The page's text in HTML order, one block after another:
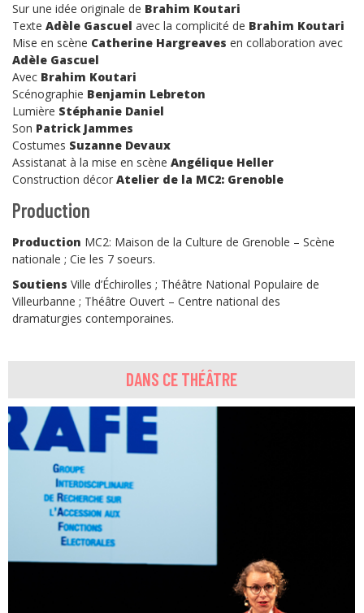
Sur une idée originale de Brahim Koutari
Texte Adèle Gascuel avec la complicité de Brahim Koutari
Mise en scène Catherine Hargreaves en collaboration avec
Adèle Gascuel
Avec Brahim Koutari
Scénographie Benjamin Lebreton
Lumière Stéphanie Daniel
Son Patrick Jammes
Costumes Suzanne Devaux
Assistanat à la mise en scène Angélique Heller
Construction décor Atelier de la MC2: Grenoble
Production
Production MC2: Maison de la Culture de Grenoble – Scène
nationale ; Cie les 7 soeurs.
Soutiens Ville d’Échirolles ; Théâtre National Populaire de
Villeurbanne ; Théâtre Ouvert – Centre national des
dramaturgies contemporaines.
DANS CE THÉÂTRE